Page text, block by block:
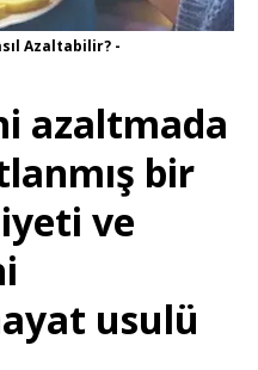
Azaltabilir? -
azaltmada
bir
ve
usulü